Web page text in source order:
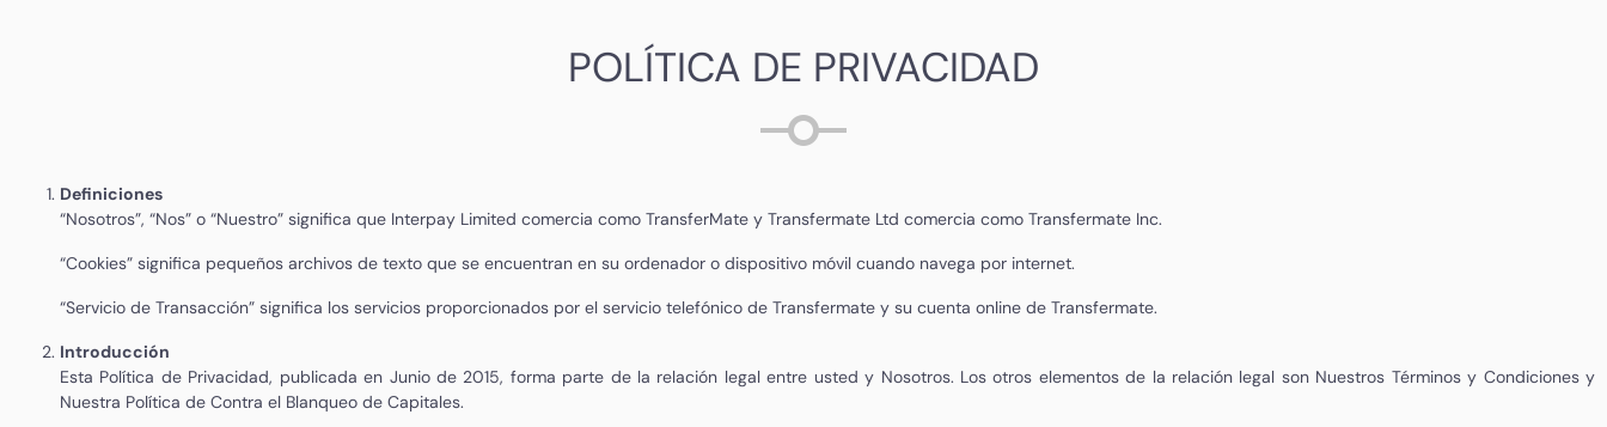
POLÍTICA DE PRIVACIDAD
Definiciones
“Nosotros”, “Nos” o “Nuestro” significa que Interpay Limited comercia como TransferMate y Transfermate Ltd comercia como Transfermate Inc.
“Cookies” significa pequeños archivos de texto que se encuentran en su ordenador o dispositivo móvil cuando navega por internet.
“Servicio de Transacción” significa los servicios proporcionados por el servicio telefónico de Transfermate y su cuenta online de Transfermate.
Introducción
Esta Política de Privacidad, publicada en Junio de 2015, forma parte de la relación legal entre usted y Nosotros. Los otros elementos de la relación legal son Nuestros Términos y Condiciones y
Nuestra Política de Contra el Blanqueo de Capitales.